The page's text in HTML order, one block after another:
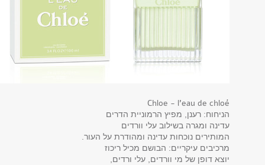
Chloe - l'eau de chloé
הניחוח: רענן, מפיץ הרמוניית הדרים
עדינה ומגרה בשילוב עלי וורדים
המותירים נוכחות עדינה ומהודרת על העור.
מרכיבים עיקריים: הבושם מכיל ריכוז
יוצא דופן של מי וורדים, עלי ורדים,